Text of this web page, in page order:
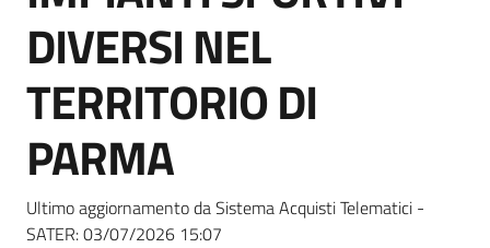
English
Seguici
su
DIVERSI NEL
TERRITORIO DI
PARMA
Ultimo aggiornamento da Sistema Acquisti Telematici -
SATER:03/07/2026 15:07